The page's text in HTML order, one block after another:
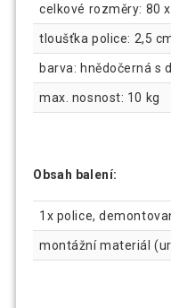
celkové rozměry: 80
tloušťka police: 2,5
barva: hnědočerná s
max. nosnost: 10 kg
Obsah balení:
1x police,
montážní materiál